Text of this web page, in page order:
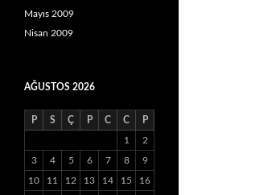
Mayıs 2009
Nisan 2009
AĞUSTOS 2026
P S Ç P C C P
1 2
3 4 5 6 7 8 9
10 11 12 13 14 15 16